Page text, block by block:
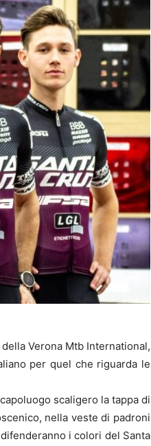
Mantova
Verona Mtb International,
per quel che riguarda le
scaligero la tappa di
nella veste di padroni
i colori del Santa